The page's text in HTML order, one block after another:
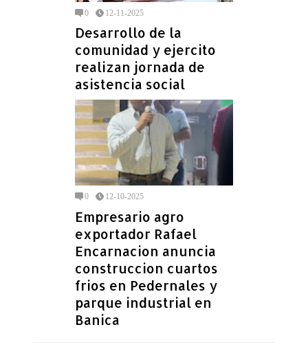
0 12-11-2025
Desarrollo de la
comunidad y ejercito
realizan jornada de
asistencia social
0 12-10-2025
Empresario agro
exportador Rafael
Encarnacion anuncia
construccion cuartos
frios en Pedernales y
parque industrial en
Banica